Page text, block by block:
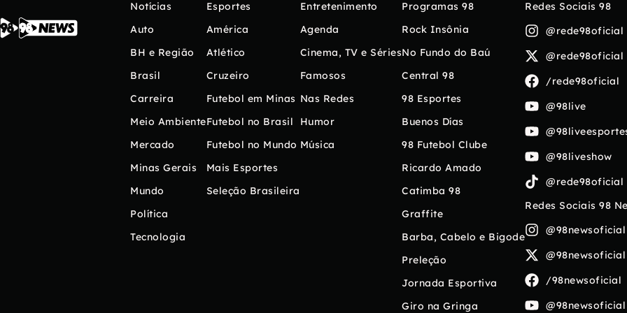
Notícias
Auto
BH e Região
Brasil
Carreira
Meio Ambiente
Mercado
Minas Gerais
Mundo
Política
Tecnologia
Esportes
América
Atlético
Cruzeiro
Futebol em Minas
Futebol no Brasil
Futebol no Mundo
Mais Esportes
Seleção Brasileira
Entretenimento
Agenda
Cinema, TV e Séries
Famosos
Nas Redes
Humor
Música
Programas 98
Rock Insônia
No Fundo do Baú
Central 98
98 Esportes
Buenos Días
98 Futebol Clube
Ricardo Amado
Catimba 98
Graffite
Barba, Cabelo e Bigode
Preleção
Jornada Esportiva
Giro na Gringa
Redes Sociais 98
@rede98oficial
@rede98oficial
/rede98oficial
@98live
@98liveshow
@rede98oficial
Redes Sociais 98
@98newsoficial
@98newsoficial
/98newsoficial
@98newsoficial